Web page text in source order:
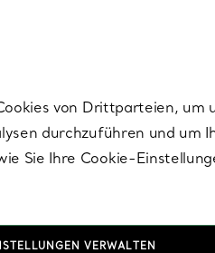
von Drittparteien,
durchzuführen und um
Sie Ihre Cookie-
VERWALTEN